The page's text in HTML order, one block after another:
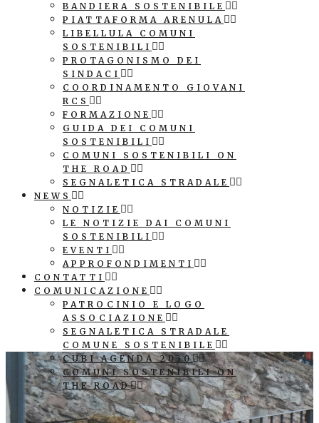
BANDIERA SOSTENIBILE
PIATTAFORMA ARENULA
LIBELLULA COMUNI
SOSTENIBILI
PROTAGONISMO DEI
SINDACI
COORDINAMENTO GIOVANI
RCS
FORMAZIONE
GUIDA DEI COMUNI
SOSTENIBILI
COMUNI SOSTENIBILI ON
THE ROAD
SEGNALETICA STRADALE
NEWS
NOTIZIE
LE NOTIZIE DAI COMUNI
SOSTENIBILI
EVENTI
APPROFONDIMENTI
CONTATTI
COMUNICAZIONE
PATROCINIO E LOGO
ASSOCIAZIONE
SEGNALETICA STRADALE
COMUNE SOSTENIBILE
CUBI AGENDA 2030
COMUNI SOSTENIBILI ON
THE ROAD